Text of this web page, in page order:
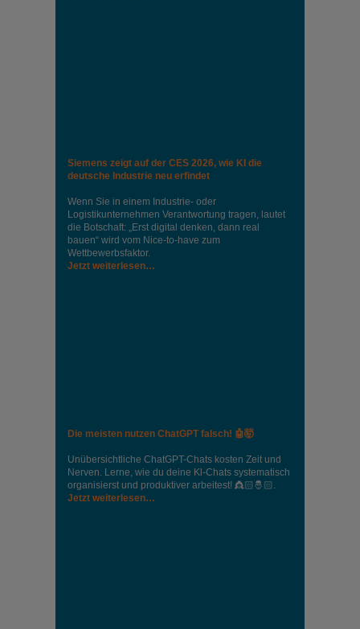
Siemens zeigt auf der CES 2026, wie KI die
deutsche Industrie neu erfindet
Wenn Sie in einem Industrie‑ oder
Logistikunternehmen Verantwortung tragen, lautet
die Botschaft: „Erst digital denken, dann real
bauen“ wird vom Nice‑to‑have zum
Wettbewerbsfaktor.
Jetzt weiterlesen…
Die meisten nutzen ChatGPT falsch! 🤖🤯
Unübersichtliche ChatGPT-Chats kosten Zeit und
Nerven. Lerne, wie du deine Kl-Chats systematisch
organisierst und produktiver arbeitest! 👸🏻🤴🏻.
Jetzt weiterlesen…